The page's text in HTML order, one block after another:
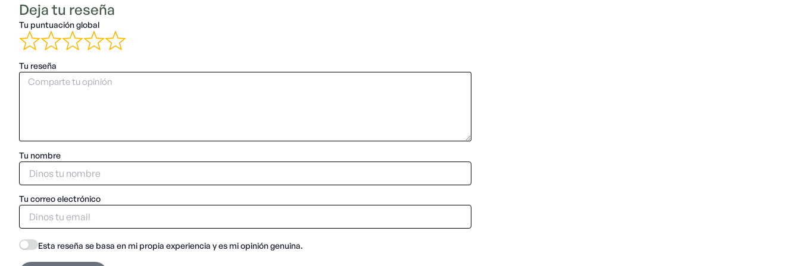
Deja tu reseña
Tu puntuación global
Tu reseña
Tu nombre
Tu correo electrónico
Esta reseña se basa en mi propia experiencia y es mi opinión genuina.